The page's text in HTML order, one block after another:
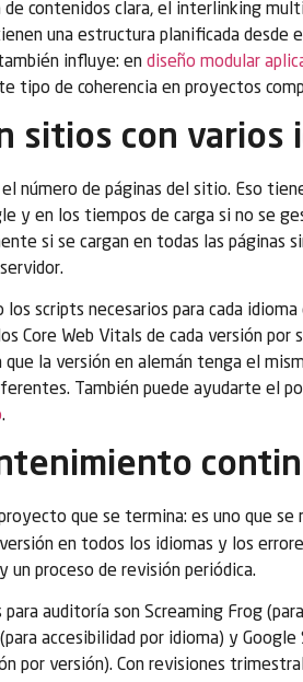
contenidos clara, el interlinking
una estructura planificada desde
influye: en diseño modular
tipo de coherencia en proyectos
sitios con varios
número de páginas del sitio. Eso
y en los tiempos de carga si no se
si se cargan en todas las páginas
scripts necesarios para cada
Core Web Vitals de cada versión por
que la versión en alemán tenga el
También puede ayudarte el
.
que se termina: es uno que se
en todos los idiomas y los
un proceso de revisión periódica.
para auditoría son Screaming Frog
accesibilidad por idioma) y
por versión). Con revisiones